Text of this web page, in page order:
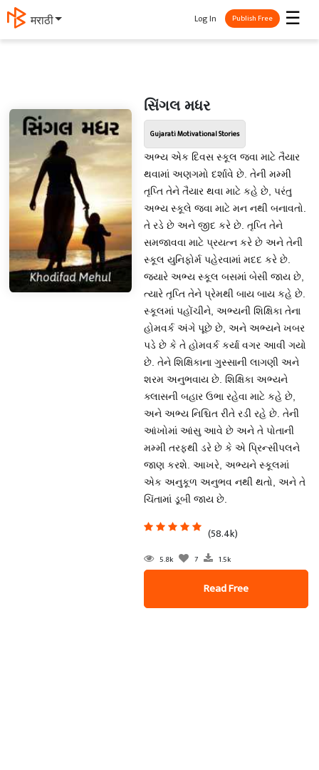
मराठी ☰
Log In Publish Free
સિંગલ મધર
Gujarati Motivational Stories
અભ્ય એક દિવસ સ્કૂલ જવા માટે તૈયાર
થવામાં અણગમો દર્શાવે છે. તેની મમ્મી
તૃપ્તિ તેને તૈયાર થવા માટે કહે છે, પરંતુ
અભ્ય સ્કૂલે જવા માટે મન નથી બનાવતો.
તે રડે છે અને જીદ કરે છે. તૃપ્તિ તેને
સમજાવવા માટે પ્રયત્ન કરે છે અને તેની
સ્કૂલ યુનિફોર્મ પહેરવામાં મદદ કરે છે.
જ્યારે અભ્ય સ્કૂલ બસમાં બેસી જાય છે,
ત્યારે તૃપ્તિ તેને પ્રેમથી બાય બાય કહે છે.
સ્કૂલમાં પહોંચીને, અભ્યની શિક્ષિકા તેના
હોમવર્ક અંગે પૂછે છે, અને અભ્યને ખબર
પડે છે કે તે હોમવર્ક કર્યા વગર આવી ગયો
છે. તેને શિક્ષિકાના ગુસ્સાની લાગણી અને
શરમ અનુભવાય છે. શિક્ષિકા અભ્યને
ક્લાસની બહાર ઉભા રહેવા માટે કહે છે,
અને અભ્ય નિશ્ચિત રીતે રડી રહે છે. તેની
આંખોમાં આંસુ આવે છે અને તે પોતાની
મમ્મી તરફથી ડરે છે કે એ પ્રિન્સીપલને
જાણ કરશે. આખરે, અભ્યને સ્કૂલમાં
એક અનુકૂળ અનુભવ નથી થતો, અને તે
ચિંતામાં ડૂબી જાય છે.
(58.4k)
5.8k 7 1.5k
Read Free